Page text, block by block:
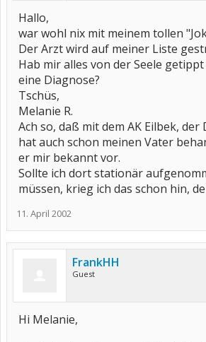
Hallo,
war wohl nix mit meinem tollen
Der Arzt wird auf meiner Liste
Hab mir alles von der Seele
eine Diagnose?
Tschüs,
Melanie R.
Ach so, daß mit dem AK Eilbek,
hat auch schon meinen Vater
er mir bekannt vor.
Sollte ich dort stationär
müssen, krieg ich das schon hin,
11. April 2002
FrankHH
Guest
Hi Melanie,